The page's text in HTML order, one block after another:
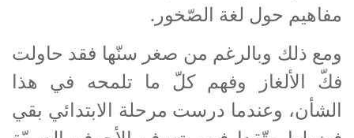
مفاهيم حول لغة الصّخور.
ومع ذلك وبالرغم من صغر سنّها فقد حاولت
فكّ الألغاز وفهم كلّ ما تلمحه في هذا
الشأن، وعندما درست مرحلة الابتدائي بقي